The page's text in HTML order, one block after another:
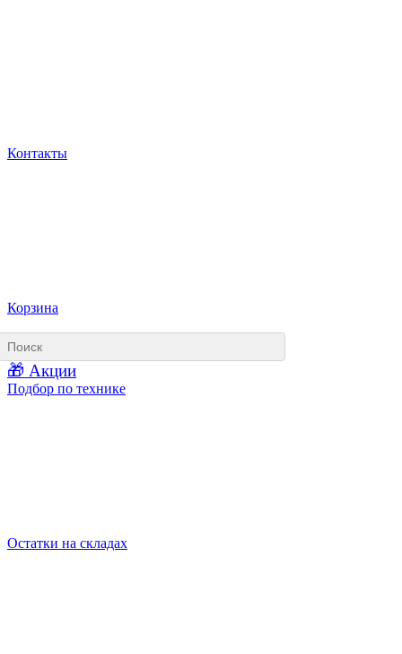
Контакты
Корзина
🎁 Акции
Подбор по технике
Остатки на складах